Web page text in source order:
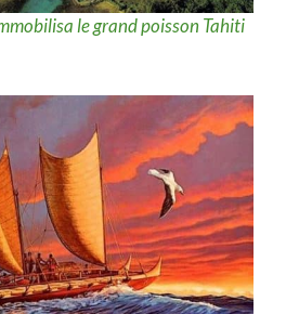
le grand poisson Tahiti